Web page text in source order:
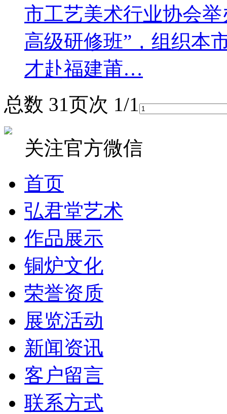
市工艺美术行业协会
高级研修班”，组织本
才赴福建莆…
总数 31页次 1/1
关注官方微信
首页
弘君堂艺术
作品展示
铜炉文化
荣誉资质
展览活动
新闻资讯
客户留言
联系方式